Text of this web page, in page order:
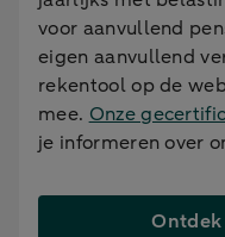
voor aanvullend
eigen aanvullend
rekentool op de
mee. Onze
je informeren over